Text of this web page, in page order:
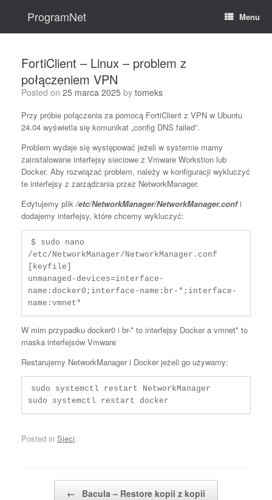
ProgramNet Menu
FortiClient – Linux – problem z
połączeniem VPN
Posted on 25 marca 2025 by tomeks
Przy próbie połączenia za pomocą FortiClient z VPN w Ubuntu
24.04 wyświetla się komunikat „config DNS failed”.
Problem wydaje się występować jeżeli w systemie mamy
zainstalowane interfejsy sieciowe z Vmware Workstion lub
Docker. Aby rozwiązać problem, należy w konfiguracji wykluczyć
te interfejsy z zarządzania przez NetworkManager.
Edytujemy plik/etc/NetworkManager/NetworkManager.confi
dodajemy interfejsy, które chcemy wykluczyć:
$ sudo nano
/etc/NetworkManager/NetworkManager.conf
[keyfile]
unmanaged-devices=interface-
name:docker0;interface-name:br-*;interface-
name:vmnet*
W mim przypadku docker0 i br-* to interfejsy Docker a vmnet* to
maska interfejsów Vmware
Restarujemy NetworkManager i Docker jeżeli go używamy:
sudo systemctl restart NetworkManager
sudo systemctl restart docker
Posted in Sieci.
Post navigation
← Bacula – Restore kopii z kopii